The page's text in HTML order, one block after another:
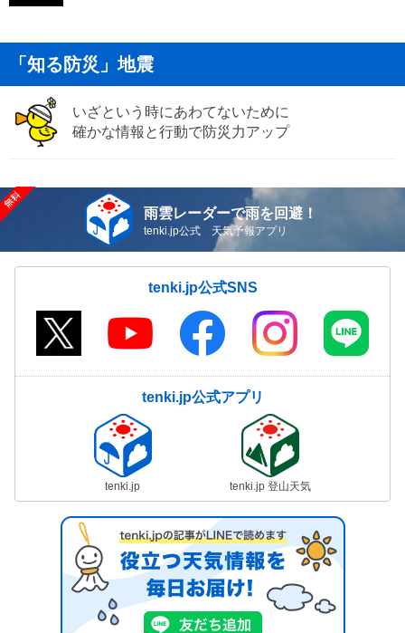
「知る防災」地震
いざという時にあわてないために
確かな情報と行動で防災力アップ
雨雲レーダーで雨を回避！
tenki.jp公式 天気予報アプリ
tenki.jp公式SNS
tenki.jp公式アプリ
tenki.jp tenki.jp 登山天気